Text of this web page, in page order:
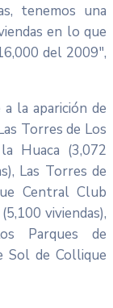
tenemos una
en lo que
del 2009",
la aparición de
Torres de Los
Huaca (3,072
Las Torres de
Central Club
viviendas),
Parques de
Sol de Collique